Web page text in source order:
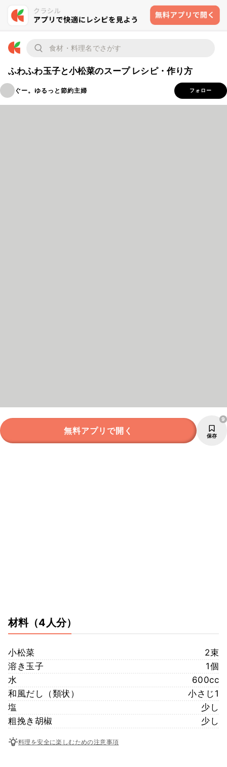
ふわふわ玉子と小松菜のスープ レシピ・作り方
ぐー。ゆるっと節約主婦 フォロー
無料アプリで開く 保存
9
材料（4人分）
小松菜
2束
溶き玉子
1個
水
600cc
和風だし（類状）
小さじ1
塩
少し
粗挽き胡椒
少し
料理を安全に楽しむための注意事項